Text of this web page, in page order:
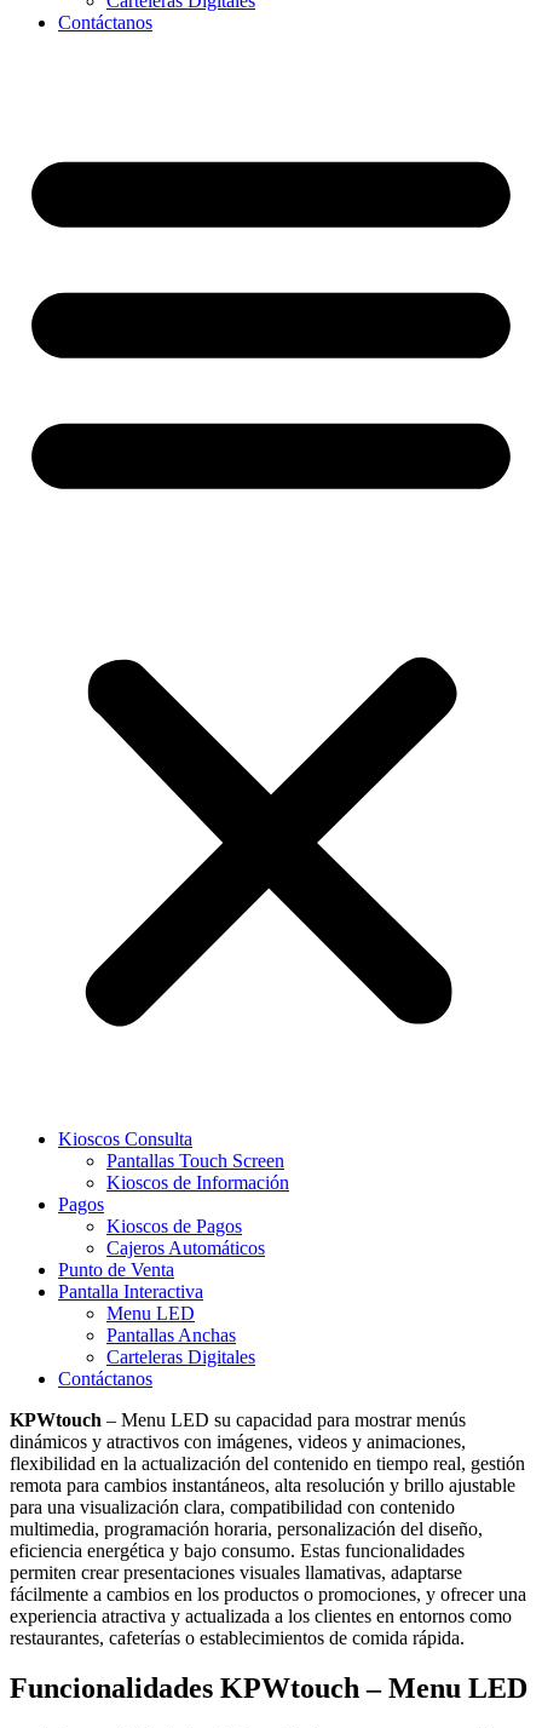
Contáctanos
Kioscos Consulta
Pantallas Touch Screen
Kioscos de Información
Pagos
Kioscos de Pagos
Cajeros Automáticos
Punto de Venta
Pantalla Interactiva
Menu LED
Pantallas Anchas
Carteleras Digitales
Contáctanos
KPWtouch – Menu LED su capacidad para mostrar menús
dinámicos y atractivos con imágenes, videos y animaciones,
flexibilidad en la actualización del contenido en tiempo real, gestión
remota para cambios instantáneos, alta resolución y brillo ajustable
para una visualización clara, compatibilidad con contenido
multimedia, programación horaria, personalización del diseño,
eficiencia energética y bajo consumo. Estas funcionalidades
permiten crear presentaciones visuales llamativas, adaptarse
fácilmente a cambios en los productos o promociones, y ofrecer una
experiencia atractiva y actualizada a los clientes en entornos como
restaurantes, cafeterías o establecimientos de comida rápida.
Funcionalidades KPWtouch – Menu LED